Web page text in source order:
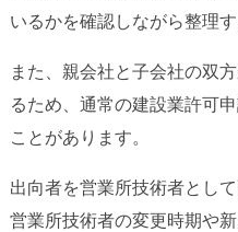
いるかを確認しながら整理
また、親会社と子会社の双
るため、通常の建設業許可
ことがあります。
出向者を営業所技術者とし
営業所技術者の変更時期や